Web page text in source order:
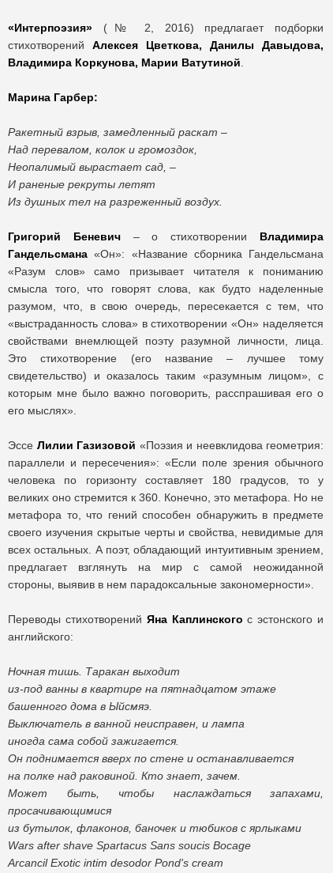
«Интерпоэзия» (№ 2, 2016) предлагает подборки
стихотворений Алексея Цветкова, Данилы Давыдова,
Владимира Коркунова, Марии Ватутиной
Марина Гарбер:
Ракетный взрыв, замедленный раскат –
Над перевалом, колок и громоздок,
Неопалимый вырастает сад, –
И раненые рекруты летят
Из душных тел на разреженный воздух.
Григорий Беневич – о стихотворении Владимира
Гандельсмана «Он»: «Название сборника Гандельсмана
«Разум слов» само призывает читателя к пониманию
смысла того, что говорят слова, как будто наделенные
разумом, что, в свою очередь, пересекается с тем, что
«выстраданность слова» в стихотворении «Он» наделяется
свойствами внемлющей поэту разумной личности, лица.
Это стихотворение (его название – лучшее тому
свидетельство) и оказалось таким «разумным лицом», с
которым мне было важно поговорить, расспрашивая его о
его мыслях».
Эссе Лилии Газизовой «Поэзия и неевклидова геометрия:
параллели и пересечения»: «Если поле зрения обычного
человека по горизонту составляет 180 градусов, то у
великих оно стремится к 360. Конечно, это метафора. Но не
метафора то, что гений способен обнаружить в предмете
своего изучения скрытые черты и свойства, невидимые для
всех остальных. А поэт, обладающий интуитивным зрением,
предлагает взглянуть на мир с самой неожиданной
стороны, выявив в нем парадоксальные закономерности».
Переводы стихотворений Яна Каплинского с эстонского и
английского:
Ночная тишь. Таракан выходит
из-под ванны в квартире на пятнадцатом этаже
башенного дома в Ыйсмяэ.
Выключатель в ванной неисправен, и лампа
иногда сама собой зажигается.
Он поднимается вверх по стене и останавливается
на полке над раковиной. Кто знает, зачем.
Может быть, чтобы наслаждаться запахами,
просачивающимися
из бутылок, флаконов, баночек и тюбиков с ярлыками
Wars after shave Spartacus Sans soucis Bocage
Arcancil Exotic intim desodor Pond's cream